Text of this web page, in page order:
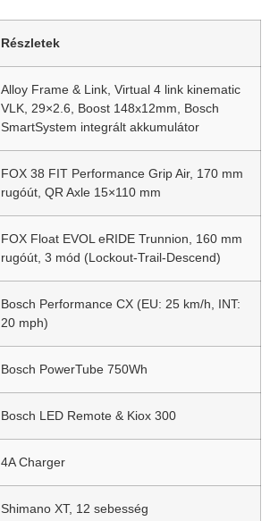
Részletek
Alloy Frame & Link, Virtual 4 link kinematic
VLK, 29×2.6, Boost 148x12mm, Bosch
SmartSystem integrált akkumulátor
FOX 38 FIT Performance Grip Air, 170 mm
rugóút, QR Axle 15×110 mm
FOX Float EVOL eRIDE Trunnion, 160 mm
rugóút, 3 mód (Lockout-Trail-Descend)
Bosch Performance CX (EU: 25 km/h, INT:
20 mph)
Bosch PowerTube 750Wh
Bosch LED Remote & Kiox 300
4A Charger
Shimano XT, 12 sebesség